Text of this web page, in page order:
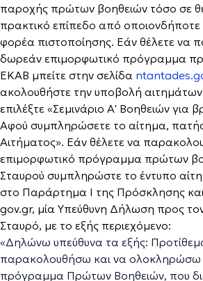
παροχής πρώτων βοηθειών τόσο σε
πρακτικό επίπεδο από
φορέα πιστοποίησης. Εάν θέλετε να
δωρεάν επιμορφωτικό πρόγραμμα
ΕΚΑΒ μπείτε στην σελίδα
ακολουθήστε την υποβολή αιτημάτων
επιλέξτε «Σεμινάριο Α' Βοηθειών για
Αφού συμπληρώσετε το αίτημα,
Αιτήματος». Εάν θέλετε να
επιμορφωτικό πρόγραμμα πρώτων
Σταυρού συμπληρώστε το έντυπο
στο Παράρτημα Ι της Πρόσκλησης
gov.gr, μία Υπεύθυνη Δήλωση προς
Σταυρό, με το εξής περιεχόμενο:
«Δηλώνω υπεύθυνα τα εξής:
παρακολουθήσω και να ολοκληρώσω
πρόγραμμα Πρώτων Βοηθειών, που